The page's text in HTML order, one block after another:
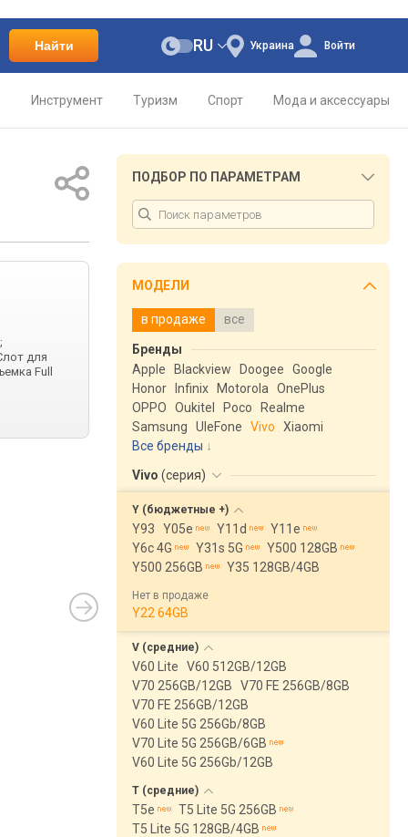
Найти Украина
RU Войти
Инструмент Туризм Спорт Мода и аксессуары
для
Full
ПОДБОР ПО ПАРАМЕТРАМ
МОДЕЛИ
в продаже все
Бренды
Apple
Blackview Doogee
Google
Honor
Infinix Motorola
OnePlus
OPPO
Oukitel Poco
Realme
Samsung
UleFone Vivo
Xiaomi
Все бренды
Vivo (серия)
Y (бюджетные +)
Y93 Y05e Y11d
Y11e
Y6c 4G
Y31s 5G
Y500 128GB
Y500 256GB
Y35 128GB/4GB
Нет в продаже
Y22 64GB
V (средние)
V60 Lite
V60 512GB/12GB
V70 256GB/12GB
V70 FE 256GB/8GB
V70 FE 256GB/12GB
V60 Lite 5G 256Gb/8GB
V70 Lite 5G 256GB/6GB
V60 Lite 5G 256Gb/12GB
T (средние)
T5e
T5 Lite 5G 256GB
T5 Lite 5G 128GB/4GB